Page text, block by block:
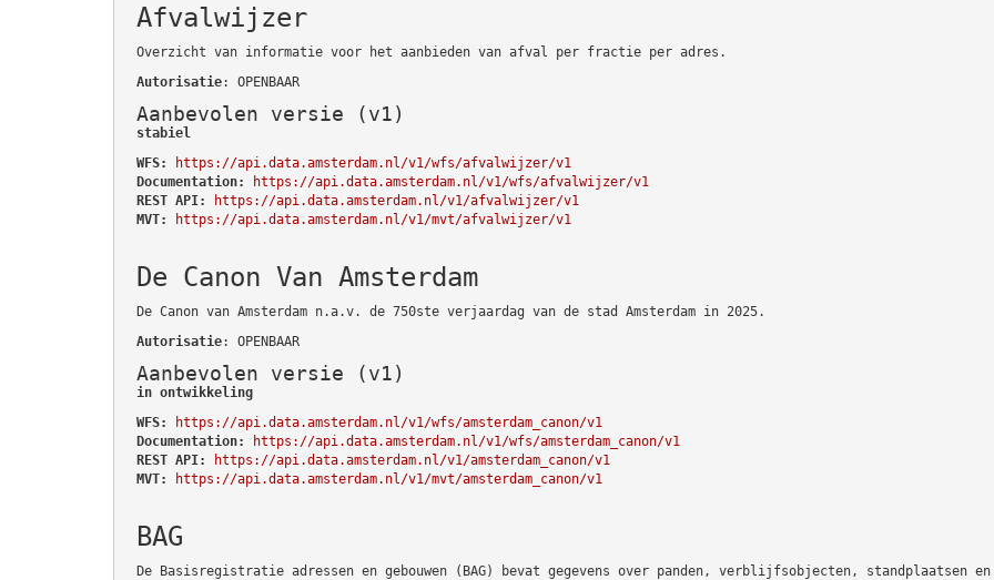
Afvalwijzer
Overzicht van informatie voor het aanbieden van afval per fractie per adres.
Autorisatie: OPENBAAR
Aanbevolen versie (v1)
stabiel
WFS:
https://api.data.amsterdam.nl/v1/wfs/afvalwijzer/v1
Documentation:
https://api.data.amsterdam.nl/v1/wfs/afvalwijzer/v1
REST API:
https://api.data.amsterdam.nl/v1/afvalwijzer/v1
MVT:
https://api.data.amsterdam.nl/v1/mvt/afvalwijzer/v1
De Canon Van Amsterdam
De Canon van Amsterdam n.a.v. de 750ste verjaardag van de stad Amsterdam in 2025.
Autorisatie: OPENBAAR
Aanbevolen versie (v1)
in ontwikkeling
WFS:
https://api.data.amsterdam.nl/v1/wfs/amsterdam_canon/v1
Documentation:
https://api.data.amsterdam.nl/v1/wfs/amsterdam_canon/v1
REST API:
https://api.data.amsterdam.nl/v1/amsterdam_canon/v1
MVT:
https://api.data.amsterdam.nl/v1/mvt/amsterdam_canon/v1
BAG
De Basisregistratie adressen en gebouwen (BAG) bevat gegevens over panden, verblijfsobjecten, standplaatsen